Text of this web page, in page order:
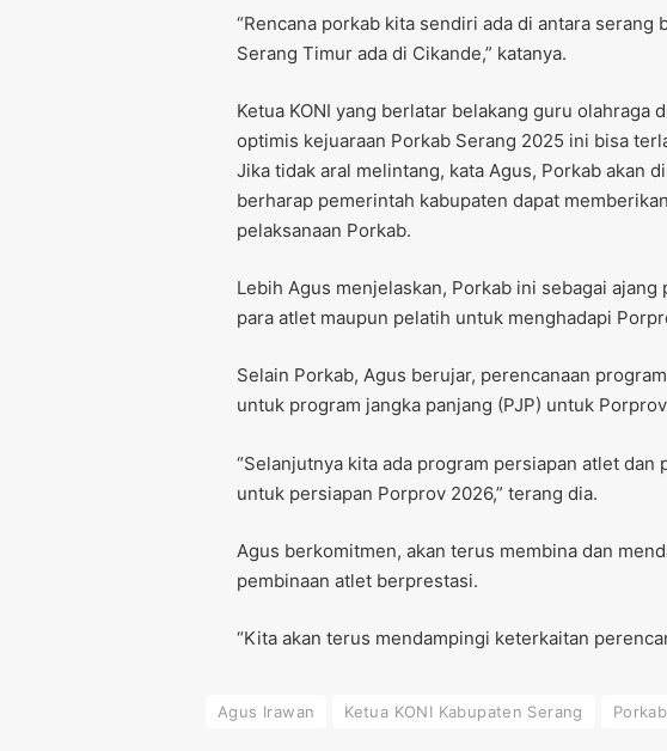
“Rencana porkab kita sendiri ada di antara serang
Serang Timur ada di Cikande,” katanya.
Ketua KONI yang berlatar belakang guru olahraga
optimis kejuaraan Porkab Serang 2025 ini bisa
Jika tidak aral melintang, kata Agus, Porkab akan
berharap pemerintah kabupaten dapat
pelaksanaan Porkab.
Lebih Agus menjelaskan, Porkab ini sebagai
para atlet maupun pelatih untuk menghadapi
Selain Porkab, Agus berujar, perencanaan
untuk program jangka panjang (PJP) untuk
“Selanjutnya kita ada program persiapan atlet dan
untuk persiapan Porprov 2026,” terang dia.
Agus berkomitmen, akan terus membina dan
pembinaan atlet berprestasi.
“Kita akan terus mendampingi keterkaitan
Agus Irawan Ketua KONI Kabupaten Serang